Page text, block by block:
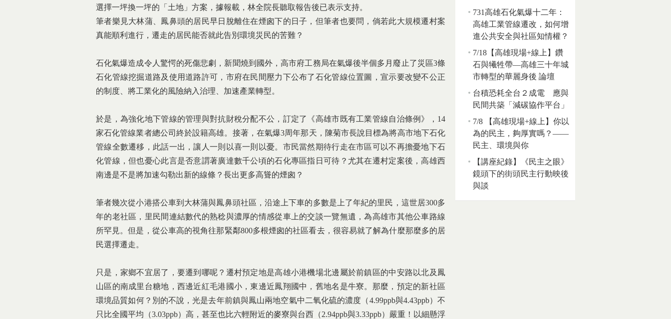
選擇一坪換一坪的「土地」方案，據報載，林全院長聽取報告後已表示支持。
筆者樂見大林蒲、鳳鼻頭的居民早日脫離住在煙囪下的日子，但筆者也要問，倘若此大規模遷村案
真能順利進行，遷走的居民能否就此告別環境災民的苦難？
石化氣爆造成令人驚愕的死傷悲劇，新聞燒到國外，高市府工務局在氣爆後半個多月廢止了災區3條
石化管線挖掘道路及使用道路許可，市府在民間壓力下公布了石化管線位置圖，宣示要改變不公正
的制度、將工業化的風險納入治理、加速產業轉型。
於是，為強化地下管線的管理與對抗財稅分配不公，訂定了《高雄市既有工業管線自治條例》，14
家石化管線業者總公司終於設籍高雄。接著，在氣爆3周年那天，陳菊市長說目標為將高市地下石化
管線全數遷移，此話一出，讓人一則以喜一則以憂。市民當然期待行走在市區可以不再擔憂地下石
化管線，但也憂心此言是否意謂著廣達數千公頃的石化專區指日可待？尤其在遷村定案後，高雄西
南邊是不是將加速勾勒出新的線條？長出更多高聳的煙囪？
筆者幾次從小港搭公車到大林蒲與鳳鼻頭社區，沿途上下車的多數是上了年紀的里民，這世居300多
年的老社區，里民間連結數代的熟稔與濃厚的情感從車上的交談一覽無遺，為高雄市其他公車路線
所罕見。但是，從公車高的視角往那緊鄰800多根煙囪的社區看去，很容易就了解為什麼那麼多的居
民選擇遷走。
只是，家鄉不宜居了，要遷到哪呢？遷村預定地是高雄小港機場北邊屬於前鎮區的中安路以北及鳳
山區的南成里台糖地，西邊近紅毛港國小，東邊近鳳翔國中，舊地名是牛寮。那麼，預定的新社區
環境品質如何？別的不說，光是去年前鎮與鳳山兩地空氣中二氧化硫的濃度（4.99ppb與4.43ppb）不
只比全國平均（3.03ppb）高，甚至也比六輕附近的麥寮與台西（2.94ppb與3.33ppb）嚴重！以細懸浮
731高雄石化氣爆十二年：
高雄工業管線遷改，如何增
進公共安全與社區知情權？
7/18【高雄現場+線上】鑽
石與犧牲帶—高雄三十年城
市轉型的華麗身後 論壇
台積恐耗全台２成電 應與
民間共築「減碳協作平台」
7/8 【高雄現場+線上】你以
為的民主，夠厚實嗎？——
民主、環境與你
【講座紀錄】《民主之眼》
鏡頭下的街頭民主行動映後
與談